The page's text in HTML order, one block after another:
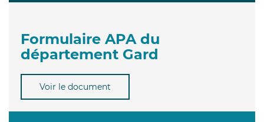
Formulaire APA du
département Gard
Voir le document